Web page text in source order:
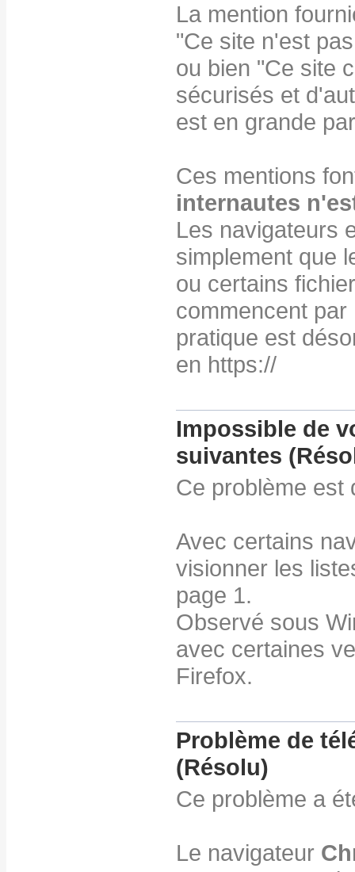
La mention
"Ce site n'est
ou bien "Ce site
sécurisés et
est en grande
Ces mentions
internautes
Les navigateurs
simplement que
ou certains
commencent
pratique est
en https://
Impossible de
suivantes
Ce problème est
Avec certains
visionner les
page 1.
Observé sous
avec certaines
Firefox.
Problème de
(Résolu)
Ce problème a
Le navigateur